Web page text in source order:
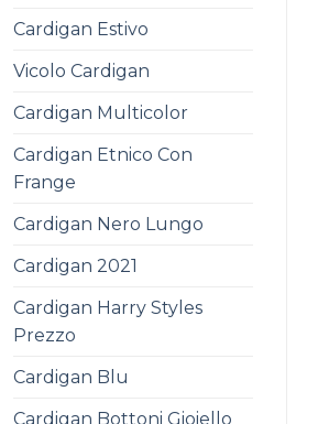
Cardigan Estivo
Vicolo Cardigan
Cardigan Multicolor
Cardigan Etnico Con
Frange
Cardigan Nero Lungo
Cardigan 2021
Cardigan Harry Styles
Prezzo
Cardigan Blu
Cardigan Bottoni Gioiello